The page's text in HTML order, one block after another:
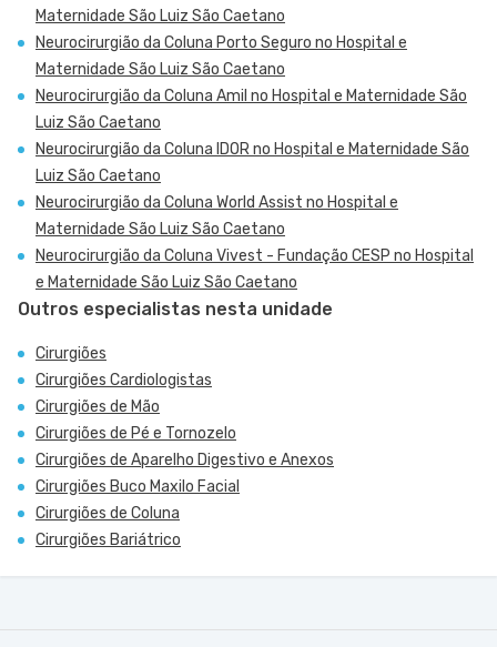
Maternidade São Luiz São Caetano
Neurocirurgião da Coluna Porto Seguro no Hospital e
Maternidade São Luiz São Caetano
Neurocirurgião da Coluna Amil no Hospital e Maternidade São
Luiz São Caetano
Neurocirurgião da Coluna IDOR no Hospital e Maternidade São
Luiz São Caetano
Neurocirurgião da Coluna World Assist no Hospital e
Maternidade São Luiz São Caetano
Neurocirurgião da Coluna Vivest - Fundação CESP no Hospital
e Maternidade São Luiz São Caetano
Outros especialistas nesta unidade
Cirurgiões
Cirurgiões Cardiologistas
Cirurgiões de Mão
Cirurgiões de Pé e Tornozelo
Cirurgiões de Aparelho Digestivo e Anexos
Cirurgiões Buco Maxilo Facial
Cirurgiões de Coluna
Cirurgiões Bariátrico